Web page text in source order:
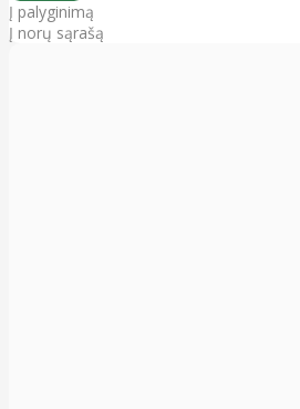
Į palyginimą
Į norų sąrašą